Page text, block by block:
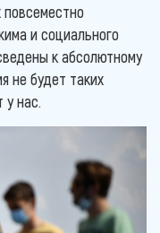
и социального
к абсолютному
не будет таких
у нас.